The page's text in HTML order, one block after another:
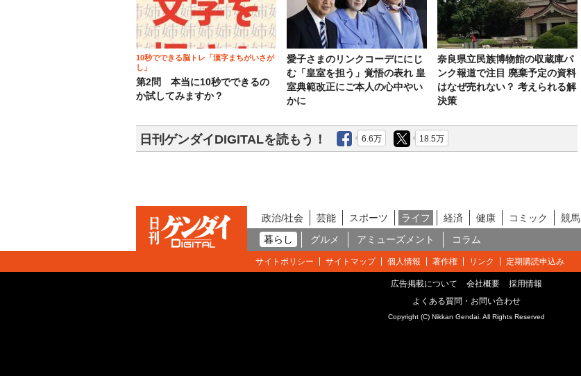
10秒でできる脳トレ「漢字まちがいさが
し」
第2問 本当に10秒でできるの
か試してみますか？
愛子さまのリンクコーデににじ
む「皇室を担う」覚悟の表れ 皇
室典範改正にご本人の心中やい
かに
奈良県立民族博物館の収蔵庫パ
ンク報道で注目 廃棄予定の資料
はなぜ売れない？ 考えられる解
決策
日刊ゲンダイDIGITALを読もう！ 6.6万 18.5万
政治/社会 芸能 スポーツ ライフ 経済 健康 コミック 競馬
暮らし
グルメ アミューズメント コラム
サイトポリシー サイトマップ 個人情報 著作権 リンク 定期購読申込み
広告掲載について 会社概要
採用情報
よくある質問・お問い合わせ
Copyright (C) Nikkan Gendai. All Rights Reserved